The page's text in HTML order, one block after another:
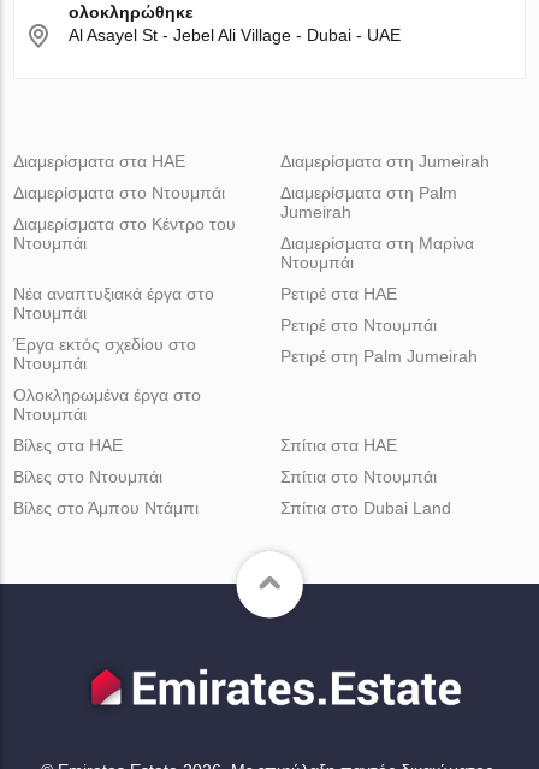
ολοκληρώθηκε
Al Asayel St - Jebel Ali Village - Dubai - UAE
Διαμερίσματα στα ΗΑΕ
Διαμερίσματα στο Ντουμπάι
Διαμερίσματα στο Κέντρο του
Ντουμπάι
Διαμερίσματα στη Jumeirah
Διαμερίσματα στη Palm
Jumeirah
Διαμερίσματα στη Μαρίνα
Ντουμπάι
Νέα αναπτυξιακά έργα στο
Ντουμπάι
Έργα εκτός σχεδίου στο
Ντουμπάι
Ολοκληρωμένα έργα στο
Ντουμπάι
Ρετιρέ στα ΗΑΕ
Ρετιρέ στο Ντουμπάι
Ρετιρέ στη Palm Jumeirah
Βίλες στα ΗΑΕ
Βίλες στο Ντουμπάι
Βίλες στο Άμπου Ντάμπι
Σπίτια στα ΗΑΕ
Σπίτια στο Ντουμπάι
Σπίτια στο Dubai Land